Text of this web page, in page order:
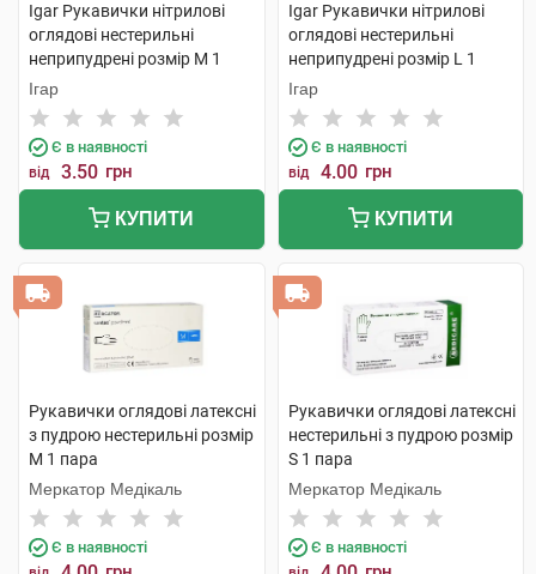
Igar Рукавички нітрилові
оглядові нестерильні
неприпудрені розмір M 1
пара
Ігар
Є в наявності
від 3.50 грн
КУПИТИ
Igar Рукавички нітрилові
оглядові нестерильні
неприпудрені розмір L 1
пара
Ігар
Є в наявності
від 4.00 грн
КУПИТИ
Рукавички оглядові латексні
з пудрою нестерильні розмір
М 1 пара
Меркатор Медікаль
Є в наявності
Рукавички оглядові латексні
нестерильні з пудрою розмір
S 1 пара
Меркатор Медікаль
Є в наявності